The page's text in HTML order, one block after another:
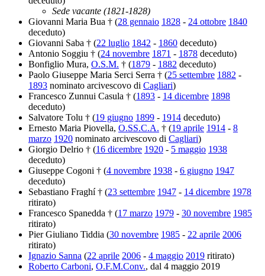
Sede vacante (1821-1828)
Giovanni Maria Bua † (28 gennaio 1828 - 24 ottobre 1840
deceduto)
Giovanni Saba † (22 luglio 1842 - 1860 deceduto)
Antonio Soggiu † (24 novembre 1871 - 1878 deceduto)
Bonfiglio Mura, O.S.M. † (1879 - 1882 deceduto)
Paolo Giuseppe Maria Serci Serra † (25 settembre 1882 -
1893 nominato arcivescovo di Cagliari)
Francesco Zunnui Casula † (1893 - 14 dicembre 1898
deceduto)
Salvatore Tolu † (19 giugno 1899 - 1914 deceduto)
Ernesto Maria Piovella, O.SS.C.A. † (19 aprile 1914 - 8
marzo 1920 nominato arcivescovo di Cagliari)
Giorgio Delrio † (16 dicembre 1920 - 5 maggio 1938
deceduto)
Giuseppe Cogoni † (4 novembre 1938 - 6 giugno 1947
deceduto)
Sebastiano Fraghí † (23 settembre 1947 - 14 dicembre 1978
ritirato)
Francesco Spanedda † (17 marzo 1979 - 30 novembre 1985
ritirato)
Pier Giuliano Tiddia (30 novembre 1985 - 22 aprile 2006
ritirato)
Ignazio Sanna (22 aprile 2006 - 4 maggio 2019 ritirato)
Roberto Carboni, O.F.M.Conv., dal 4 maggio 2019